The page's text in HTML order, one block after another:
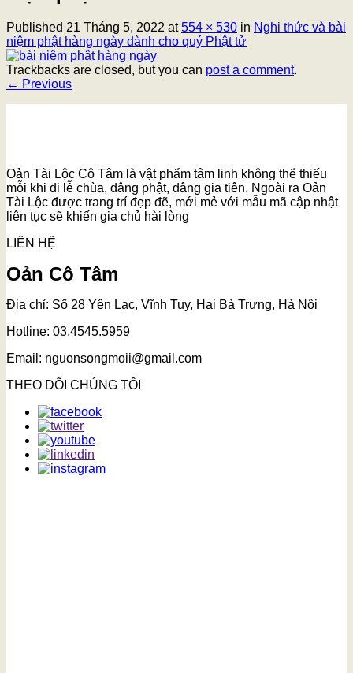
Published 21 Tháng 5, 2022 at554 × 530 in Nghi thức và bài
niệm phật hàng ngày dành cho quý Phật tử
Trackbacks are closed, but you can post a comment.
← Previous
Oản Tài Lộc Cô Tâm là vật phẩm tâm linh không thể thiếu
mỗi khi đi lễ chùa, dâng phật, dâng gia tiên. Ngoài ra Oản
Tài Lộc được trang trí đẹp đẽ, mới mẻ với mẫu mã cập nhật
liên tục sẽ khiến gia chủ hài lòng
LIÊN HỆ
Oản Cô Tâm
Địa chỉ: Số 28 Yên Lạc, Vĩnh Tuy, Hai Bà Trưng, Hà Nội
Hotline: 03.4545.5959
Email: nguonsongmoii@gmail.com
THEO DÕI CHÚNG TÔI